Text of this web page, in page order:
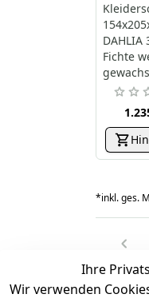
DAHLIA
Fichte
*inkl. ges.
Ihre
Wir verwenden